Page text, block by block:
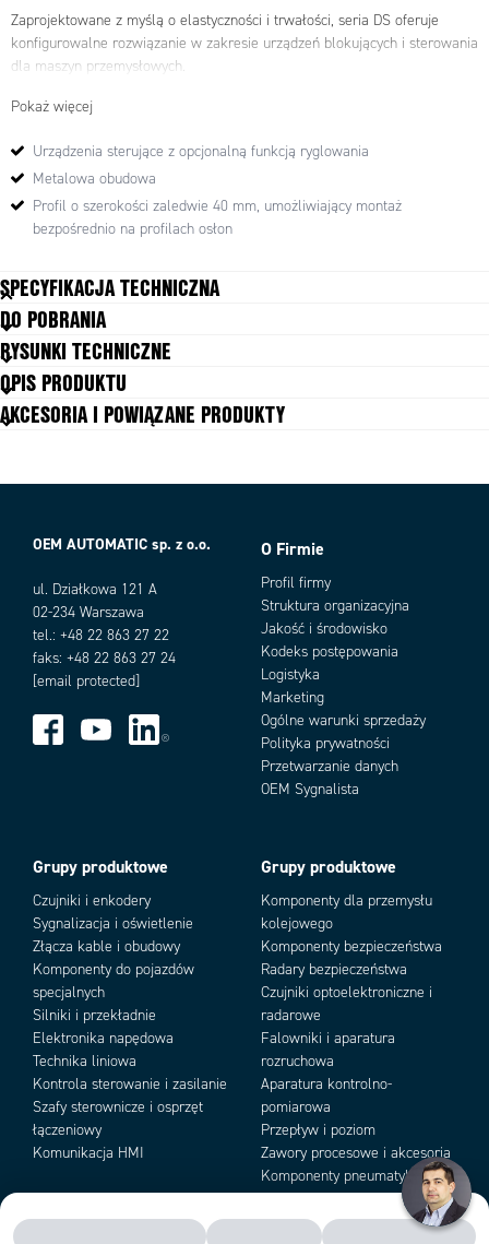
Zaprojektowane z myślą o elastyczności i trwałości, seria DS oferuje
konfigurowalne rozwiązanie w zakresie urządzeń blokujących i sterowania
dla maszyn przemysłowych.
Pokaż więcej
Urządzenia sterujące z opcjonalną funkcją ryglowania
Metalowa obudowa
Profil o szerokości zaledwie 40 mm, umożliwiający montaż
bezpośrednio na profilach osłon
SPECYFIKACJA TECHNICZNA
Opcje wykonania
Przyłącze kabla
Siła ryglowania (F1Max) 4000 N
Zintegrowany przycisk E-STOP Nie
DO POBRANIA
RYSUNKI TECHNICZNE
OPIS PRODUKTU
AKCESORIA I POWIĄZANE PRODUKTY
Add as new cart row
OEM AUTOMATIC sp. z o.o.
ul. Działkowa 121 A
02-234 Warszawa
tel.: +48 22 863 27 22
faks: +48 22 863 27 24
[email protected]
O Firmie
Profil firmy
Struktura organizacyjna
Jakość i środowisko
Kodeks postępowania
Logistyka
Marketing
Ogólne warunki sprzedaży
Polityka prywatności
Przetwarzanie danych
OEM Sygnalista
Grupy produktowe
Czujniki i enkodery
Sygnalizacja i oświetlenie
Złącza kable i obudowy
Komponenty do pojazdów
specjalnych
Silniki i przekładnie
Elektronika napędowa
Technika liniowa
Kontrola sterowanie i zasilanie
Szafy sterownicze i osprzęt
łączeniowy
Komunikacja HMI
Grupy produktowe
Komponenty dla przemysłu
kolejowego
Komponenty bezpieczeństwa
Radary bezpieczeństwa
Czujniki optoelektroniczne i
radarowe
Falowniki i aparatura
rozruchowa
Aparatura kontrolno-
pomiarowa
Przepływ i poziom
Zawory procesowe i akcesoria
Komponenty pneumatyki i
podciśnienia